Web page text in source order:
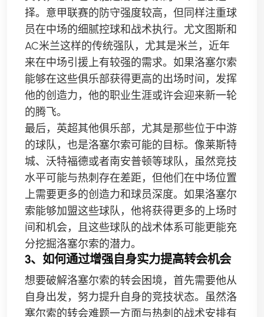
择。意甲联赛的防守强度较高，但同样注重球
员在中场的细腻控球和战术执行。尤文图斯和
AC米兰这样的传统强队，尤其是米兰，近年
来在中场引援上有较强的需求。如果洛塞尔索
能够在这些俱乐部获得更高的出场时间，发挥
他的创造力，他的职业生涯或许会迎来新一轮
的腾飞。
最后，英超其他俱乐部，尤其是那些位于中游
的球队，也是洛塞尔索可能的目标。像莱斯特
城、沃特福德或者南安普顿等球队，虽然竞技
水平可能与热刺存在差距，但他们在中场位置
上需要更多的创造力和球员深度。如果洛塞尔
索能够加盟这些球队，他将获得更多的上场时
间和机会，且这些球队的战术体系可能更能充
分挖掘洛塞尔索的潜力。
3、如何通过增强自身实力提高转会机会
想要破解洛塞尔索的转会困境，首先需要他从
自身出发，努力提升自身的竞技状态。虽然洛
塞尔索的转会难题一方面与热刺的战术安排有